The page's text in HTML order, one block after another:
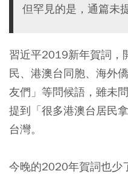
但罕見的是，通篇未
習近平2019新年賀詞，
民、港澳台同胞、海外
友們」等問候語，雖未
提到「很多港澳台居民
台灣。
今晚的2020年賀詞也少